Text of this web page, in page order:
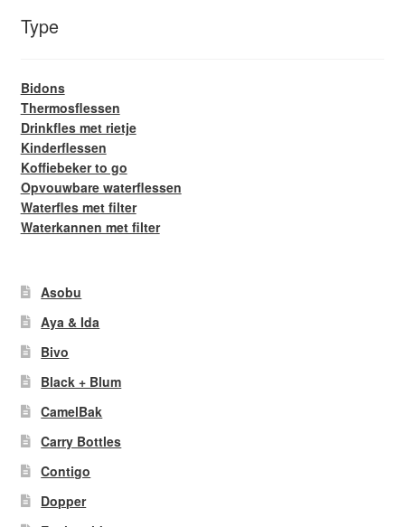
Type
Bidons
Thermosflessen
Drinkfles met rietje
Kinderflessen
Koffiebeker to go
Opvouwbare waterflessen
Waterfles met filter
Waterkannen met filter
Asobu
Aya & Ida
Bivo
Black + Blum
CamelBak
Carry Bottles
Contigo
Dopper